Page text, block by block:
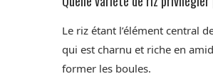
Le riz étant l’élément central
qui est charnu et riche en
former les boules.